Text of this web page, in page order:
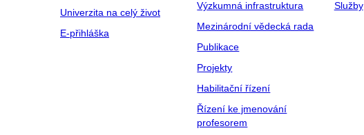
Univerzita na celý život
E-přihláška
Výzkumná infrastruktura
Mezinárodní vědecká rada
Publikace
Projekty
Habilitační řízení
Řízení ke jmenování
profesorem
Služby